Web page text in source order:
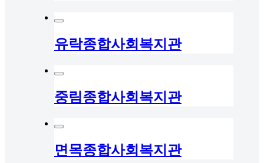
유락종합사회복지관
중림종합사회복지관
면목종합사회복지관